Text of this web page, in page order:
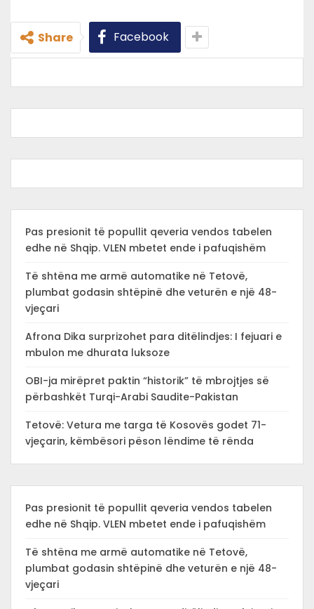
Share Facebook
Pas presionit të popullit qeveria vendos tabelen
edhe në Shqip. VLEN mbetet ende i pafuqishëm
Të shtëna me armë automatike në Tetovë,
plumbat godasin shtëpinë dhe veturën e një 48-
vjeçari
Afrona Dika surprizohet para ditëlindjes: I fejuari e
mbulon me dhurata luksoze
OBI-ja mirëpret paktin “historik” të mbrojtjes së
përbashkët Turqi-Arabi Saudite-Pakistan
Tetovë: Vetura me targa të Kosovës godet 71-
vjeçarin, këmbësori pëson lëndime të rënda
Pas presionit të popullit qeveria vendos tabelen
edhe në Shqip. VLEN mbetet ende i pafuqishëm
Të shtëna me armë automatike në Tetovë,
plumbat godasin shtëpinë dhe veturën e një 48-
vjeçari